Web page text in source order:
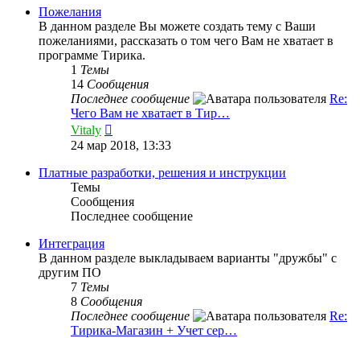
Пожелания
В данном разделе Вы можете создать тему с Ваши
пожеланиями, рассказать о том чего Вам не хватает в
программе Тирика.
1 Темы
14 Сообщения
Последнее сообщение
Re:
Чего Вам не хватает в Тир…
Vitaly
к
последнему
сообщению
24 мар 2018, 13:33
Платные разработки, решения и инструкции
Темы
Сообщения
Последнее сообщение
Интеграция
В данном разделе выкладываем варианты "дружбы" с
другим ПО
7 Темы
8 Сообщения
Последнее сообщение
Re:
Тирика-Магазин + Учет сер…